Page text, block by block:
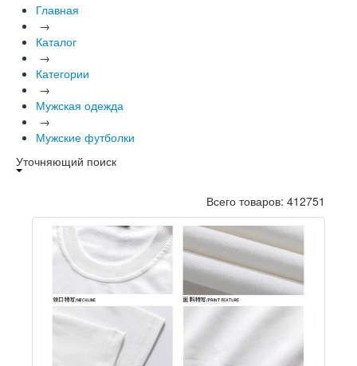
Главная
→
Каталог
→
Категории
→
Мужская одежда
→
Мужские футболки
Уточняющий поиск
Всего товаров: 412751